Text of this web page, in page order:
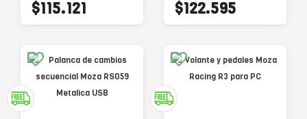
$115.121 $122.595